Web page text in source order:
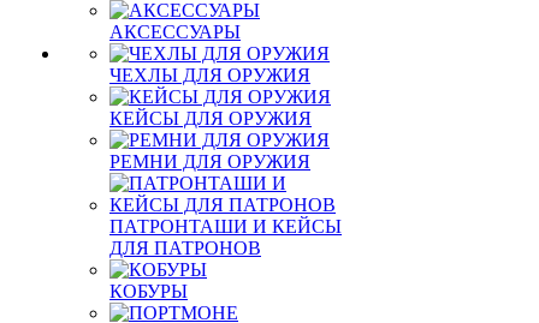
АКСЕССУАРЫ
ЧЕХЛЫ ДЛЯ ОРУЖИЯ
КЕЙСЫ ДЛЯ ОРУЖИЯ
РЕМНИ ДЛЯ ОРУЖИЯ
ПАТРОНТАШИ И КЕЙСЫ
ДЛЯ ПАТРОНОВ
КОБУРЫ